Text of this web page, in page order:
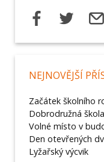
NEJNOVĚJŠÍ
Začátek školního
Dobrodružná
Volné místo v
Den otevřených
Lyžařský výcvik